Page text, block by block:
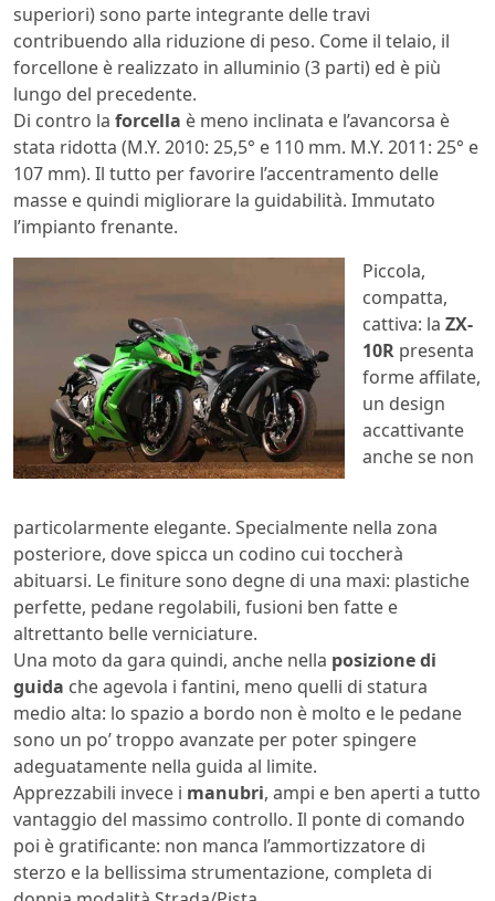
superiori) sono parte integrante delle travi
contribuendo alla riduzione di peso. Come il telaio, il
forcellone è realizzato in alluminio (3 parti) ed è più
lungo del precedente.
Di contro la forcella è meno inclinata e l’avancorsa è
stata ridotta (M.Y. 2010: 25,5° e 110 mm. M.Y. 2011: 25° e
107 mm). Il tutto per favorire l’accentramento delle
masse e quindi migliorare la guidabilità. Immutato
l’impianto frenante.
Piccola,
compatta,
cattiva: la ZX-
10R presenta
forme affilate,
un design
accattivante
anche se non
particolarmente elegante. Specialmente nella zona
posteriore, dove spicca un codino cui toccherà
abituarsi. Le finiture sono degne di una maxi: plastiche
perfette, pedane regolabili, fusioni ben fatte e
altrettanto belle verniciature.
Una moto da gara quindi, anche nella posizione di
guida che agevola i fantini, meno quelli di statura
medio alta: lo spazio a bordo non è molto e le pedane
sono un po’ troppo avanzate per poter spingere
adeguatamente nella guida al limite.
Apprezzabili invece i manubri, ampi e ben aperti a tutto
vantaggio del massimo controllo. Il ponte di comando
poi è gratificante: non manca l’ammortizzatore di
sterzo e la bellissima strumentazione, completa di